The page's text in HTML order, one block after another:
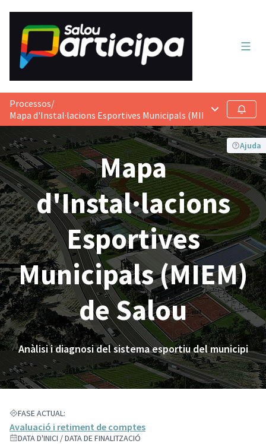
Processos/
Mapa d'Instal·lacions Esportives Municipals (MIEM) de Salou
Menú Seguir
Ajuda
Mapa
d'Instal·lacions
Esportives
Municipals (MIEM)
de Salou
Anàlisi i diagnosi del sistema esportiu del municipi
FASE ACTUAL:
Avaluació i retiment de comptes
DATA D'INICI / DATA DE FINALITZACIÓ